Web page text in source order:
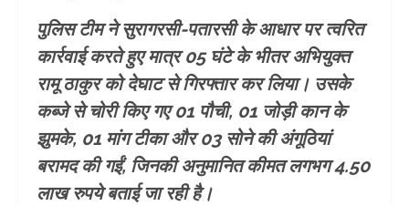
पुलिस टीम ने सुरागरसी-पतारसी के आधार पर त्वरित
कार्रवाई करते हुए मात्र 05 घंटे के भीतर अभियुक्त
रामू ठाकुर को देघाट से गिरफ्तार कर लिया। उसके
कब्जे से चोरी किए गए 01 पौची, 01 जोड़ी कान के
झुमके, 01 मांग टीका और 03 सोने की अंगूठियां
बरामद की गईं, जिनकी अनुमानित कीमत लगभग 4.50
लाख रुपये बताई जा रही है।